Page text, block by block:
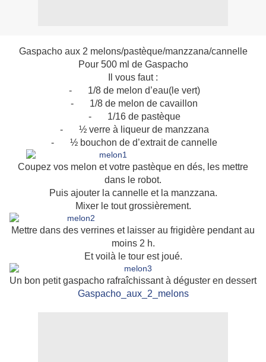
Gaspacho aux 2 melons/pastèque/manzzana/cannelle
Pour 500 ml de Gaspacho
Il vous faut :
-
1/8 de melon d’eau(le vert)
-
1/8 de melon de cavaillon
-
1/16 de pastèque
-
½ verre à liqueur de manzzana
-
½ bouchon de d’extrait de cannelle
Coupez vos melon et votre pastèque en dés, les mettre
dans le robot.
Puis ajouter la cannelle et la manzzana.
Mixer le tout grossièrement.
Mettre dans des verrines et laisser au frigidère pendant au
moins 2 h.
Et voilà le tour est joué.
Un bon petit gaspacho rafraîchissant à déguster en dessert
Gaspacho_aux_2_melons